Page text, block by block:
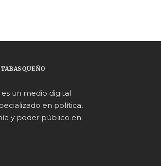
es un medio digital
en política,
y poder público en